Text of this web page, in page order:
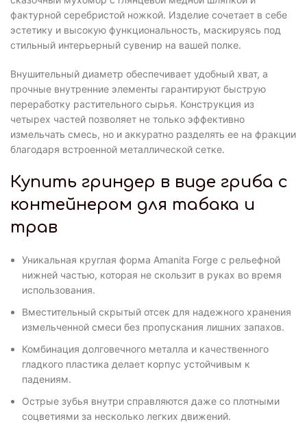
фактурной серебристой ножкой. Изделие сочетает в себе
эстетику и высокую функциональность, маскируясь под
стильный интерьерный сувенир на вашей полке.
Внушительный диаметр обеспечивает удобный хват, а
прочные внутренние элементы гарантируют быструю
переработку растительного сырья. Конструкция из
четырех частей позволяет не только эффективно
измельчать смесь, но и аккуратно разделять ее на фракции
благодаря встроенной металлической сетке.
Купить гриндер в виде гриба с
контейнером для табака и
трав
Уникальная круглая форма Amanita Forge с рельефной
нижней частью, которая не скользит в руках во время
использования.
Вместительный скрытый отсек для надежного хранения
измельченной смеси без пропускания лишних запахов.
Комбинация долговечного металла и качественного
гладкого пластика делает корпус устойчивым к
падениям.
Острые зубья внутри справляются даже со плотными
соцветиями за несколько легких движений.